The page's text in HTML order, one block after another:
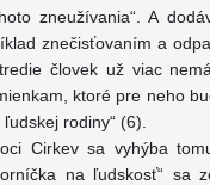
zneužívania“. A
znečisťovaním a
človek už viac
ktoré pre neho
rodiny“ (6).
Cirkev sa vyhýba
na ľudskosť“ sa